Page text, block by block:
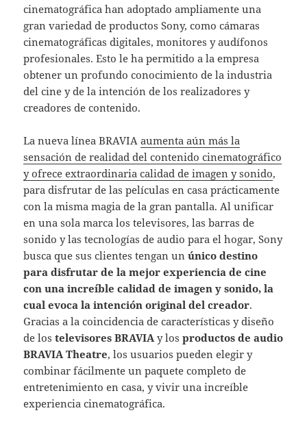
cinematográfica han adoptado ampliamente una
gran variedad de productos Sony, como cámaras
cinematográficas digitales, monitores y audífonos
profesionales. Esto le ha permitido a la empresa
obtener un profundo conocimiento de la industria
del cine y de la intención de los realizadores y
creadores de contenido.
La nueva línea BRAVIAaumenta aún más la
sensación de realidad del contenido cinematográfico
y ofrece extraordinaria calidad de imagen y sonido,
para disfrutar de las películas en casa prácticamente
con la misma magia de la gran pantalla. Al unificar
en una sola marca los televisores, las barras de
sonido y las tecnologías de audio para el hogar, Sony
busca que sus clientes tengan unúnico destino
para disfrutar de la mejor experiencia de cine
con una increíble calidad de imagen y sonido, la
cual evoca la intención original del creador.
Gracias a la coincidencia de características y diseño
de lostelevisores BRAVIAy losproductos de audio
BRAVIA Theatre, los usuarios pueden elegir y
combinar fácilmente un paquete completo de
entretenimiento en casa, y vivir una increíble
experiencia cinematográfica.